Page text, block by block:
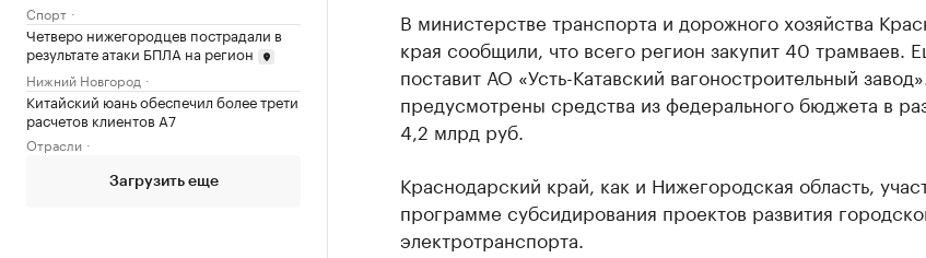
Спорт
Четверо нижегородцев пострадали в
результате атаки БПЛА на регион
Нижний Новгород
Китайский юань обеспечил более трети
расчетов клиентов А7
Отрасли
Загрузить еще
В министерстве транспорта и дорожного хозяйства
края сообщили, что всего регион закупит 40 трамваев.
поставит АО «Усть-Катавский вагоностроительный
предусмотрены средства из федерального бюджета в
4,2 млрд руб.
Краснодарский край, как и Нижегородская область,
программе субсидирования проектов развития
электротранспорта.